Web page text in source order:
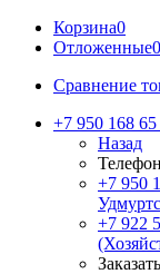
Корзина0
Отложенные0
Сравнение
+7 950 168 65
Назад
+7 950
+7 922